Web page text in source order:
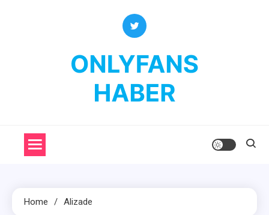
Home Alizade